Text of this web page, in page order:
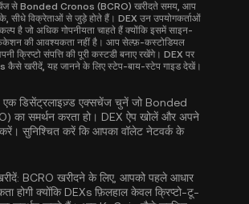
से Bonded Cronos (BCRO) खरीदते समय, आप
के, सीधे विक्रेताओं से जुड़े होते हैं। DEX उन उपयोगकर्ताओं
है जो अधिक गोपनीयता चाहते हैं क्योंकि इसमें साइन-
की आवश्यकता नहीं है। आप सेल्फ़-कस्टोडियल
क्रिप्टो संपत्ति की पूरी कस्टडी बनाए रखेंगे। DEX पर
खरीदें, यह जानने के लिए स्टेप-बाय-स्टेप गाइड देखें।
एक डिसेंट्रलाइज़्ड एक्सचेंज चुनें जो Bonded
का समर्थन करता हो। DEX ऐप खोलें और अपने
सुनिश्चित करें कि आपका वॉलेट नेटवर्क के
BCRO खरीदने के लिए, आपको पहले आधार
होगी क्योंकि DEXs फ़िलहाल केवल क्रिप्टो-टू-